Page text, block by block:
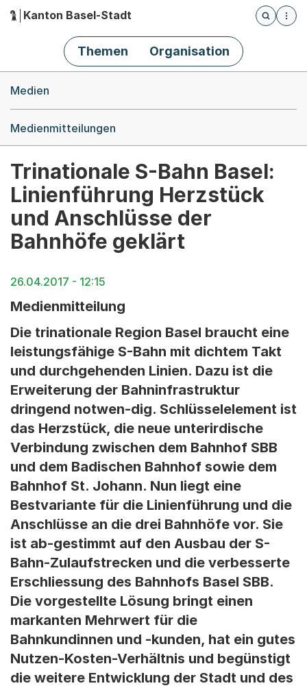
Hauptnavigation
Kanton Basel-Stadt
Öffnet
Themen Organisation
Medien
Medienmitteilungen
Trinationale S-Bahn Basel:
Linienführung Herzstück
und Anschlüsse der
Bahnhöfe geklärt
26.04.2017 - 12:15
Medienmitteilung
Die trinationale Region Basel braucht eine
leistungsfähige S-Bahn mit dichtem Takt
und durchgehenden Linien. Dazu ist die
Erweiterung der Bahninfrastruktur
dringend notwen-dig. Schlüsselelement ist
das Herzstück, die neue unterirdische
Verbindung zwischen dem Bahnhof SBB
und dem Badischen Bahnhof sowie dem
Bahnhof St. Johann. Nun liegt eine
Bestvariante für die Linienführung und die
Anschlüsse an die drei Bahnhöfe vor. Sie
ist ab-gestimmt auf den Ausbau der S-
Bahn-Zulaufstrecken und die verbesserte
Erschliessung des Bahnhofs Basel SBB.
Die vorgestellte Lösung bringt einen
markanten Mehrwert für die
Bahnkundinnen und -kunden, hat ein gutes
Nutzen-Kosten-Verhältnis und begünstigt
die weitere Entwicklung der Stadt und des